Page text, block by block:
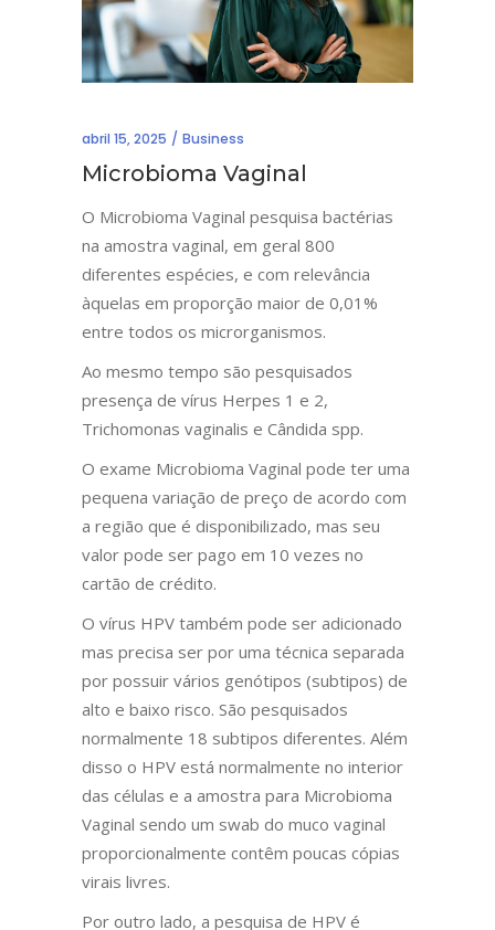
abril 15, 2025 Business
Microbioma Vaginal
O Microbioma Vaginal pesquisa bactérias
na amostra vaginal, em geral 800
diferentes espécies, e com relevância
àquelas em proporção maior de 0,01%
entre todos os microrganismos.
Ao mesmo tempo são pesquisados
presença de vírus Herpes 1 e 2,
Trichomonas vaginalis e Cândida spp.
O exame Microbioma Vaginal pode ter uma
pequena variação de preço de acordo com
a região que é disponibilizado, mas seu
valor pode ser pago em 10 vezes no
cartão de crédito.
O vírus HPV também pode ser adicionado
mas precisa ser por uma técnica separada
por possuir vários genótipos (subtipos) de
alto e baixo risco. São pesquisados
normalmente 18 subtipos diferentes. Além
disso o HPV está normalmente no interior
das células e a amostra para Microbioma
Vaginal sendo um swab do muco vaginal
proporcionalmente contêm poucas cópias
virais livres.
Por outro lado, a pesquisa de HPV é